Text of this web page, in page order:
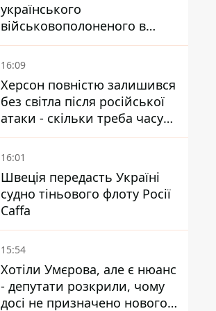
українського
військовополоненого в
районі Мирного на
Донеччині
16:09
Херсон повністю залишився
без світла після російської
атаки - скільки треба часу
на відновлення
16:01
Швеція передасть Україні
судно тіньового флоту Росії
Caffa
15:54
Хотіли Умєрова, але є нюанс
- депутати розкрили, чому
досі не призначено нового